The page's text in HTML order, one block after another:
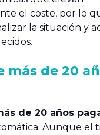
el coste, por lo
la situación y
más de 20
de 20 años
Aunque el